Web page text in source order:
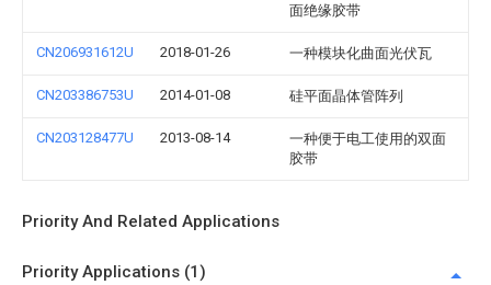
面绝缘胶带
CN206931612U 2018-01-26 一种模块化曲面光伏瓦
CN203386753U 2014-01-08 硅平面晶体管阵列
CN203128477U 2013-08-14
一种便于电工使用的双面
胶带
Priority And Related Applications
Priority Applications (1)